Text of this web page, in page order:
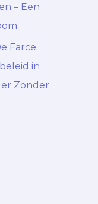
– Een
Farce
in
Zonder